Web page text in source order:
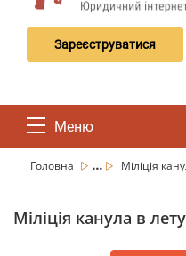
Зареєструватися
Меню
Головна ... Міліція
Міліція канула в